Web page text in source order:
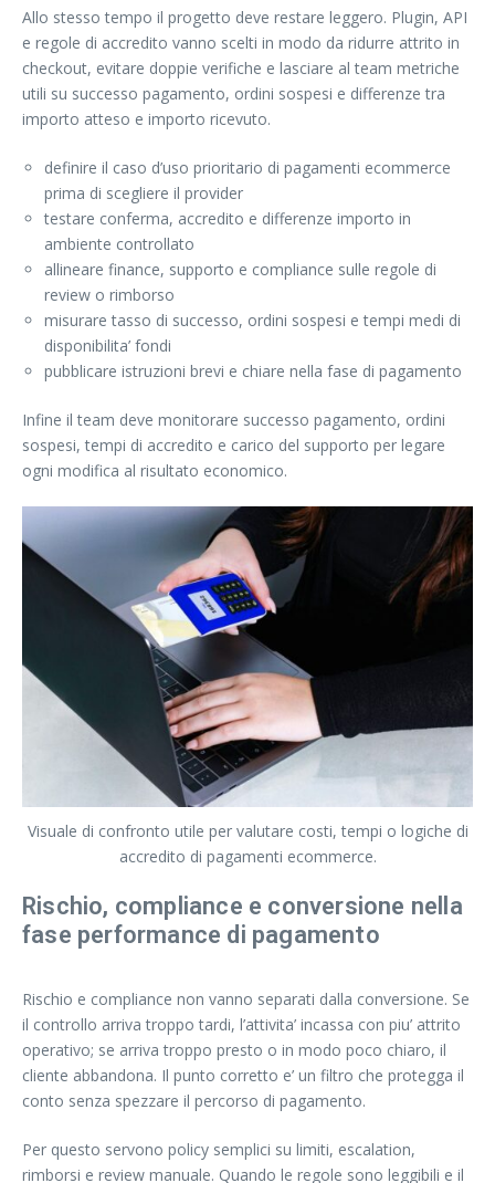
Allo stesso tempo il progetto deve restare leggero. Plugin, API
e regole di accredito vanno scelti in modo da ridurre attrito in
checkout, evitare doppie verifiche e lasciare al team metriche
utili su successo pagamento, ordini sospesi e differenze tra
importo atteso e importo ricevuto.
definire il caso d’uso prioritario di pagamenti ecommerce
prima di scegliere il provider
testare conferma, accredito e differenze importo in
ambiente controllato
allineare finance, supporto e compliance sulle regole di
review o rimborso
misurare tasso di successo, ordini sospesi e tempi medi di
disponibilita’ fondi
pubblicare istruzioni brevi e chiare nella fase di pagamento
Infine il team deve monitorare successo pagamento, ordini
sospesi, tempi di accredito e carico del supporto per legare
ogni modifica al risultato economico.
Visuale di confronto utile per valutare costi, tempi o logiche di
accredito di pagamenti ecommerce.
Rischio, compliance e conversione nella
fase performance di pagamento
Rischio e compliance non vanno separati dalla conversione. Se
il controllo arriva troppo tardi, l’attivita’ incassa con piu’ attrito
operativo; se arriva troppo presto o in modo poco chiaro, il
cliente abbandona. Il punto corretto e’ un filtro che protegga il
conto senza spezzare il percorso di pagamento.
Per questo servono policy semplici su limiti, escalation,
rimborsi e review manuale. Quando le regole sono leggibili e il